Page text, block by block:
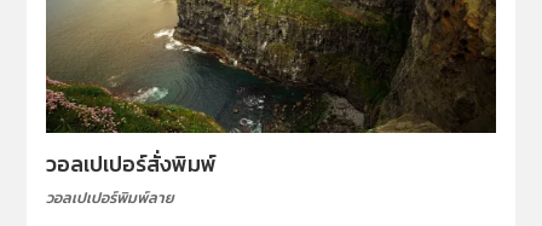
วอลเปเปอร์สั่งพิมพ์
วอลเปเปอร์พิมพ์ลาย